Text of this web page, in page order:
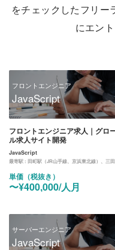
をチェックしたフリー
にエン
フロントエンジニア
JavaScript
フロントエンジニア求人｜グロ
ル求人サイト開発
JavaScript
最寄駅 : 田町駅（JR山手線、京浜東北線）、三田駅（都営浅草線、三田
単価（税抜き）
〜¥400,000/人月
サーバーエンジニア
JavaScript